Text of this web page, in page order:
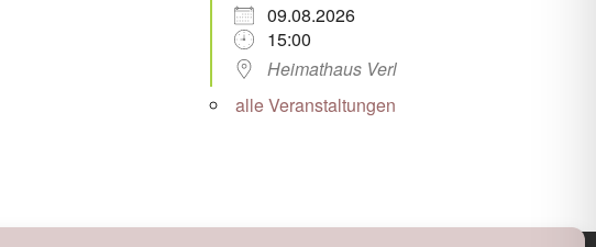
09.08.2026
15:00
Heimathaus Verl
alle Veranstaltungen